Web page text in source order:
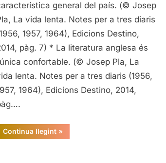
de
La
vida
lenta,
de
Josep
Pla
general del país. (© Josep
La vida lenta. Notes per a tres diaris
1957, 1964), Edicions Destino,
pàg. 7) * La literatura anglesa és
confortable. (© Josep Pla, La
lenta. Notes per a tres diaris (1956,
1964), Edicions Destino, 2014,
Continua llegint“Citacions
literàries
»